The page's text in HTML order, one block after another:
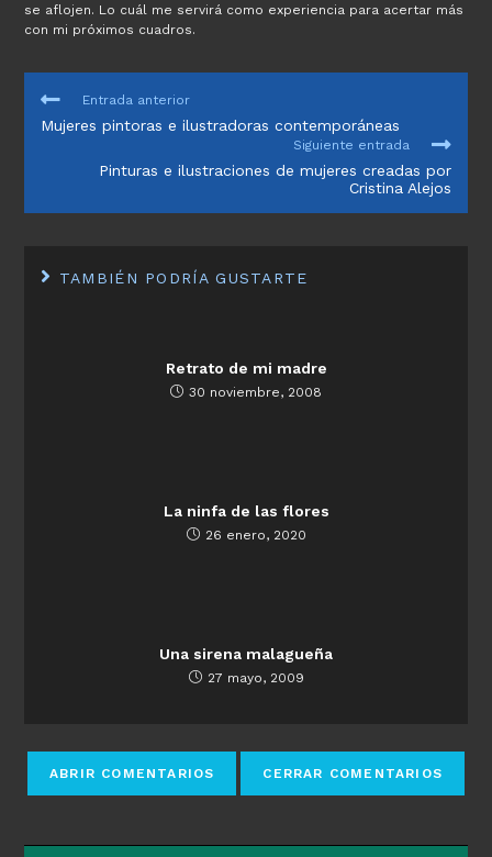
se aflojen. Lo cuál me servirá como experiencia para acertar más
con mi próximos cuadros.
LEER
ARTÍCULOS
Entrada anterior
Mujeres pintoras e ilustradoras contemporáneas
Siguiente entrada
Pinturas e ilustraciones de mujeres creadas por
Cristina Alejos
TAMBIÉN PODRÍA GUSTARTE
Retrato de mi madre
30 noviembre, 2008
La ninfa de las flores
26 enero, 2020
Una sirena malagueña
27 mayo, 2009